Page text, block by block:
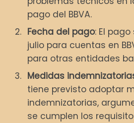
pago del BBVA.
Fecha del pago: El
julio para cuentas en
para otras entidades
Medidas
tiene previsto adoptar
indemnizatorias,
se cumplen los